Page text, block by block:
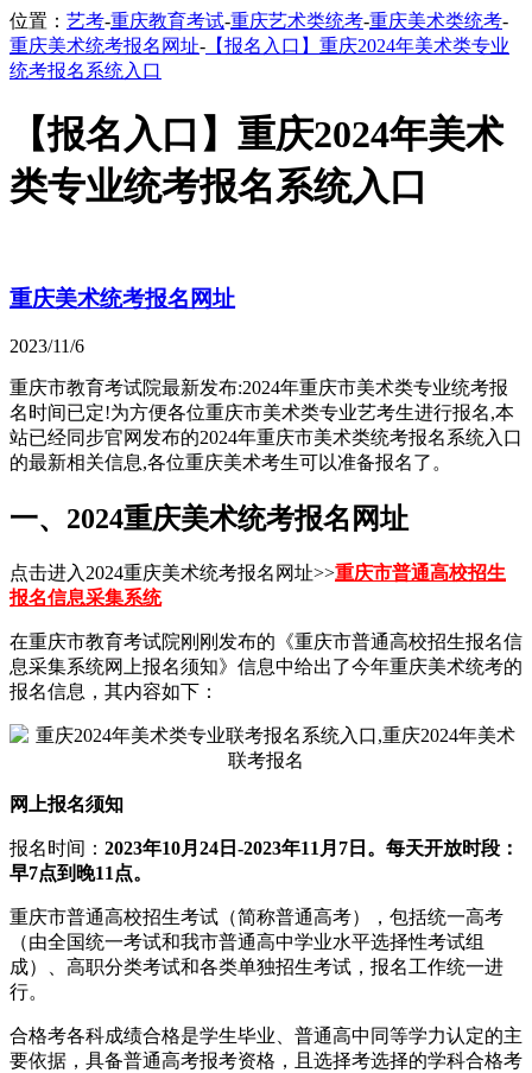
位置： 艺考-重庆教育考试-重庆艺术类统考-重庆美术类统考-
重庆美术统考报名网址- 【报名入口】重庆2024年美术类专业
统考报名系统入口
【报名入口】重庆2024年美术
类专业统考报名系统入口
重庆美术统考报名网址
2023/11/6
重庆市教育考试院最新发布:2024年重庆市美术类专业统考报
名时间已定!为方便各位重庆市美术类专业艺考生进行报名,本
站已经同步官网发布的2024年重庆市美术类统考报名系统入口
的最新相关信息,各位重庆美术考生可以准备报名了。
一、2024重庆美术统考报名网址
点击进入2024重庆美术统考报名网址>>重庆市普通高校招生
报名信息采集系统
在重庆市教育考试院刚刚发布的《重庆市普通高校招生报名信
息采集系统网上报名须知》信息中给出了今年重庆美术统考的
报名信息，其内容如下：
网上报名须知
报名时间： 2023年10月24日-2023年11月7日。每天开放时段：
早7点到晚11点。
重庆市普通高校招生考试（简称普通高考），包括统一高考
（由全国统一考试和我市普通高中学业水平选择性考试组
成）、高职分类考试和各类单独招生考试，报名工作统一进
行。
合格考各科成绩合格是学生毕业、普通高中同等学力认定的主
要依据，具备普通高考报考资格，且选择考选择的学科合格考